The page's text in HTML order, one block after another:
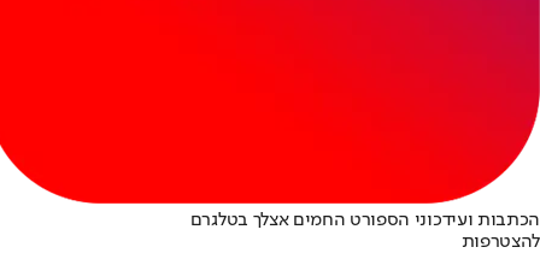
הכתבות ועידכוני הספורט החמים אצלך בטלגרם
להצטרפות